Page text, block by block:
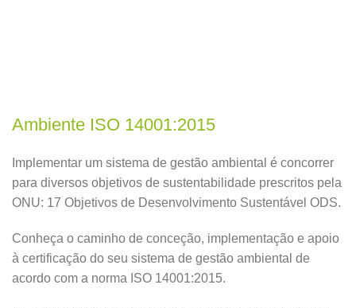
Ambiente ISO 14001:2015
Implementar um sistema de gestão ambiental é concorrer
para diversos objetivos de sustentabilidade prescritos pela
ONU: 17 Objetivos de Desenvolvimento Sustentável ODS.
Conheça o caminho de conceção, implementação e apoio
à certificação do seu sistema de gestão ambiental de
acordo com a norma ISO 14001:2015.